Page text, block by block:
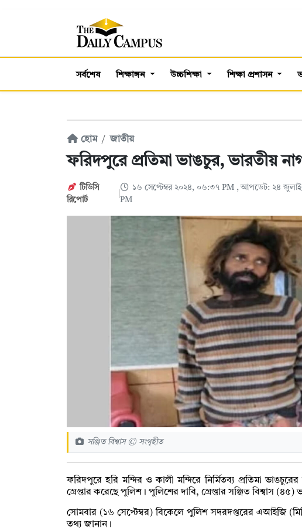
সর্বশেষ শিক্ষাঙ্গন উচ্চশিক্ষা শিক্ষা প্রশাসন
হোম জাতীয়
ফরিদপুরে প্রতিমা ভাঙচুর, ভারতীয়
টিডিসি
রিপোর্ট
১৬ সেপ্টেম্বর ২০২৪, ০৬:৩৭ PM , আপডেট: ২৪ জুলাই
PM
সঞ্জিত বিশ্বাস © সংগৃহীত
ফরিদপুরে হরি মন্দির ও কালী মন্দিরে নির্মিতব্য প্রতিমা
গ্রেপ্তার করেছে পুলিশ। পুলিশের দাবি, গ্রেপ্তার সঞ্জিত বিশ্বাস (৪৫)
সোমবার (১৬ সেপ্টেম্বর) বিকেলে পুলিশ সদরদপ্তরের এআইজি
তথ্য জানান।